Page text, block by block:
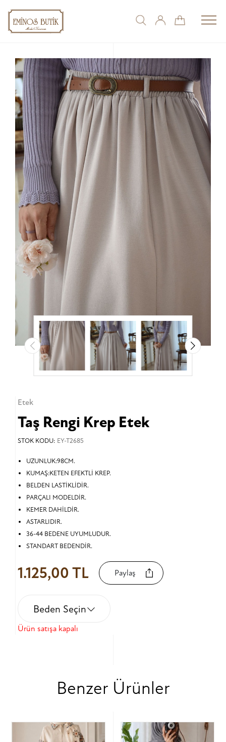
Etek
Taş Rengi Krep Etek
STOK KODU: EY-T2685
UZUNLUK:98CM.
KUMAŞ:KETEN EFEKTLİ KREP.
BELDEN LASTİKLİDİR.
PARÇALI MODELDİR.
KEMER DAHİLDİR.
ASTARLIDIR.
36-44 BEDENE UYUMLUDUR.
STANDART BEDENDİR.
1.125,00 TL Paylaş
Beden Seçin
Ürün satışa kapalı
Benzer Ürünler